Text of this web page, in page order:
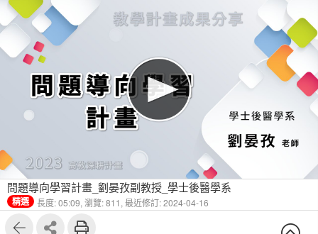
問題導向學習計畫_劉晏孜副教授_學士後醫學系
精選 長度: 05:09, 瀏覽: 811, 最近修訂: 2024-04-16